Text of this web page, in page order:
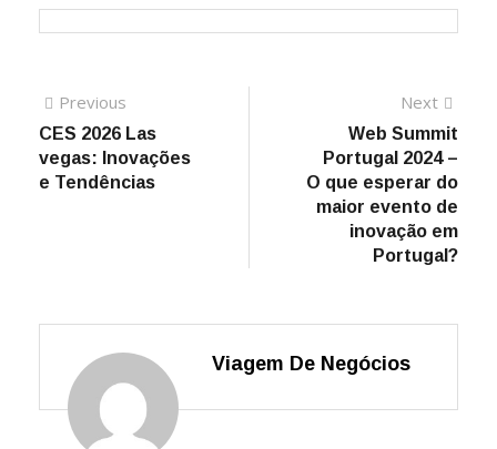
Previous
CES 2026 Las
vegas: Inovações
e Tendências
Next
Web Summit
Portugal 2024 –
O que esperar do
maior evento de
inovação em
Portugal?
Viagem De Negócios